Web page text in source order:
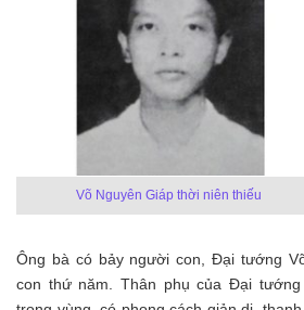
Võ Nguyên Giáp thời niên thiếu
Ông bà có bảy người con, Đại tướng
con thứ năm. Thân phụ của Đại